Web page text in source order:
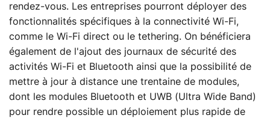
rendez-vous. Les entreprises pourront déployer des
fonctionnalités spécifiques à la connectivité Wi-Fi,
comme le Wi-Fi direct ou le tethering. On bénéficiera
également de l'ajout des journaux de sécurité des
activités Wi-Fi et Bluetooth ainsi que la possibilité de
mettre à jour à distance une trentaine de modules,
dont les modules Bluetooth et UWB (Ultra Wide Band)
pour rendre possible un déploiement plus rapide de